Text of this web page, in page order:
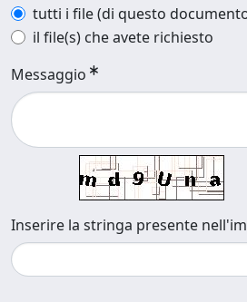
tutti i file (di questo
il file(s) che avete richiesto
Messaggio
Inserire la stringa presente